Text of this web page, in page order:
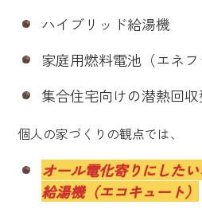
ハイブリッド給湯機
家庭用燃料電池（エネフ
集合住宅向けの潜熱回
個人の家づくりの観点では、
オール電化寄りにした
給湯機（エコキュート）